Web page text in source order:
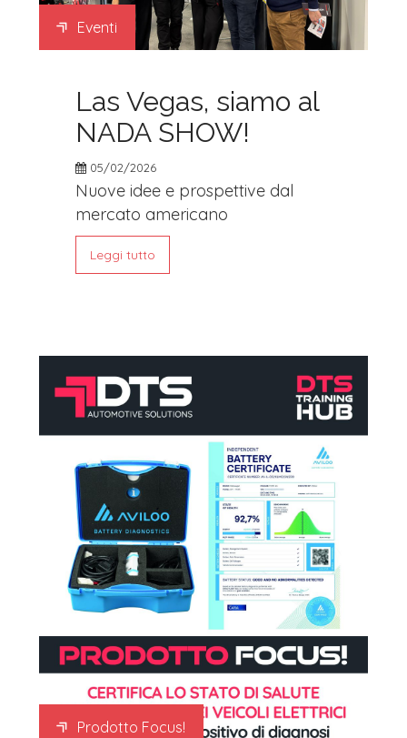
Eventi
Las Vegas, siamo al
NADA SHOW!
05/02/2026
Nuove idee e prospettive dal
mercato americano
Leggi tutto
Prodotto Focus!